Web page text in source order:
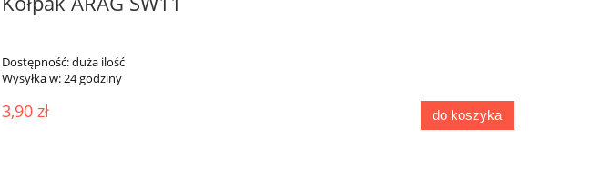
Dostępność:duża ilość
Wysyłka w: 24 godziny
3,90 zł do koszyka